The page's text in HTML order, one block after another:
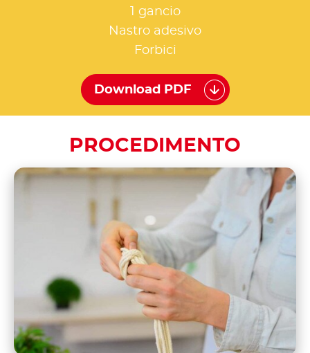
1 gancio
Nastro adesivo
Forbici
Download PDF
PROCEDIMENTO